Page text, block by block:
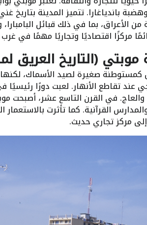
باندياغارا. تتميز المدينة بتاريخ
بما في ذلك قبائل
مركزًا اقتصاديًا وتجاريًا مهمًا في غرب
موبتي (التاريخ العريق
صغيرة لصيد الأسماك،
عند تقاطع الأنهار. لعبت دورًا رئيسيًا
والعاج. في القرن التاسع عشر،
القرآنية. كما تأثرت
إلى مركز تجاري حديث.